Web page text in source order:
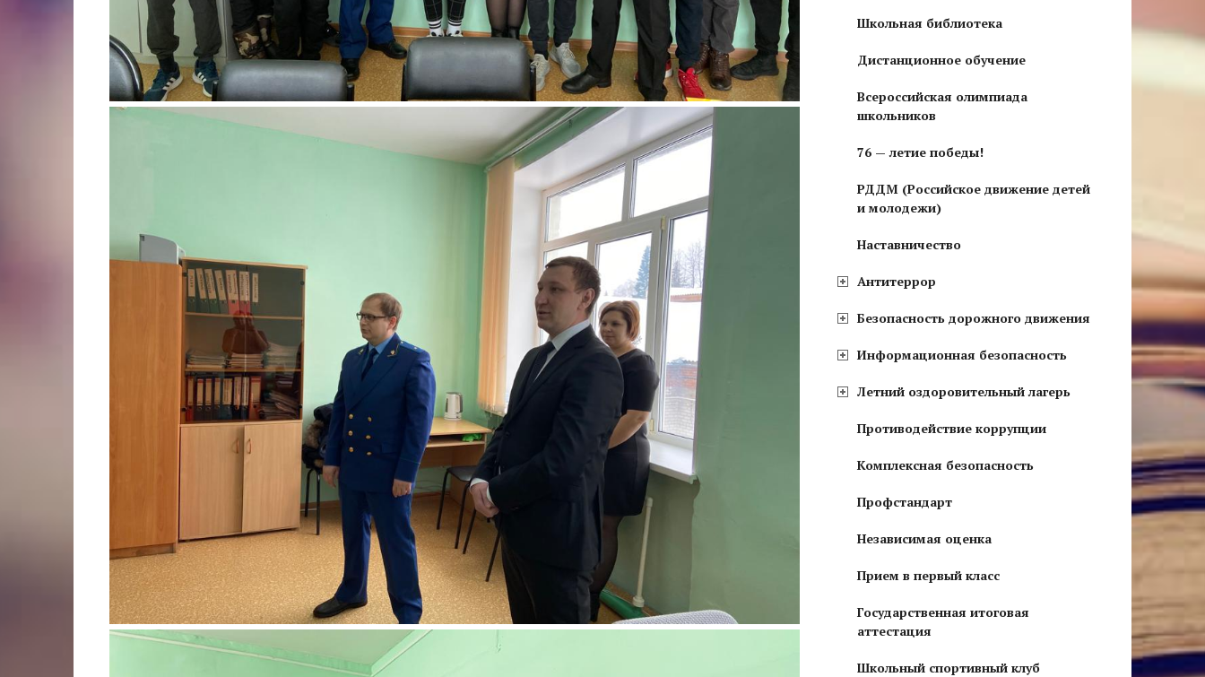
Школьная библиотека
Дистанционное обучение
Всероссийская олимпиада
школьников
76 — летие победы!
РДДМ (Российское движение детей
и молодежи)
Наставничество
Антитеррор
Безопасность дорожного движения
Информационная безопасность
Летний оздоровительный лагерь
Противодействие коррупции
Комплексная безопасность
Профстандарт
Независимая оценка
Прием в первый класс
Государственная итоговая
аттестация
Школьный спортивный клуб